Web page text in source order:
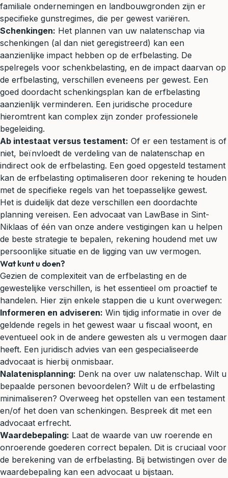
familiale ondernemingen en landbouwgronden zijn er
specifieke gunstregimes, die per gewest variëren.
Schenkingen: Het plannen van uw nalatenschap via
schenkingen (al dan niet geregistreerd) kan een
aanzienlijke impact hebben op de erfbelasting. De
spelregels voor schenkbelasting, en de impact daarvan op
de erfbelasting, verschillen eveneens per gewest. Een
goed doordacht schenkingsplan kan de erfbelasting
aanzienlijk verminderen. Een juridische procedure
hieromtrent kan complex zijn zonder professionele
begeleiding.
Ab intestaat versus testament: Of er een testament is of
niet, beïnvloedt de verdeling van de nalatenschap en
indirect ook de erfbelasting. Een goed opgesteld testament
kan de erfbelasting optimaliseren door rekening te houden
met de specifieke regels van het toepasselijke gewest.
Het is duidelijk dat deze verschillen een doordachte
planning vereisen. Een advocaat van LawBase in Sint-
Niklaas of één van onze andere vestigingen kan u helpen
de beste strategie te bepalen, rekening houdend met uw
persoonlijke situatie en de ligging van uw vermogen.
Wat kunt u doen?
Gezien de complexiteit van de erfbelasting en de
gewestelijke verschillen, is het essentieel om proactief te
handelen. Hier zijn enkele stappen die u kunt overwegen:
Informeren en adviseren: Win tijdig informatie in over de
geldende regels in het gewest waar u fiscaal woont, en
eventueel ook in de andere gewesten als u vermogen daar
heeft. Een juridisch advies van een gespecialiseerde
advocaat is hierbij onmisbaar.
Nalatenisplanning: Denk na over uw nalatenschap. Wilt u
bepaalde personen bevoordelen? Wilt u de erfbelasting
minimaliseren? Overweeg het opstellen van een testament
en/of het doen van schenkingen. Bespreek dit met een
advocaat erfrecht.
Waardebepaling: Laat de waarde van uw roerende en
onroerende goederen correct bepalen. Dit is cruciaal voor
de berekening van de erfbelasting. Bij betwistingen over de
waardebepaling kan een advocaat u bijstaan.